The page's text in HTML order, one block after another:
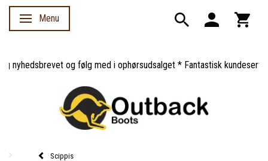
Skifte navigation
Menu
og følg med i ophørsudsalget * Fantastisk kundeservice *
Scippis